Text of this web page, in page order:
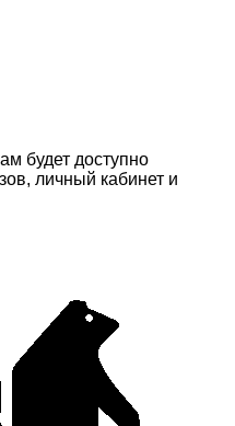
будет доступно
личный кабинет и